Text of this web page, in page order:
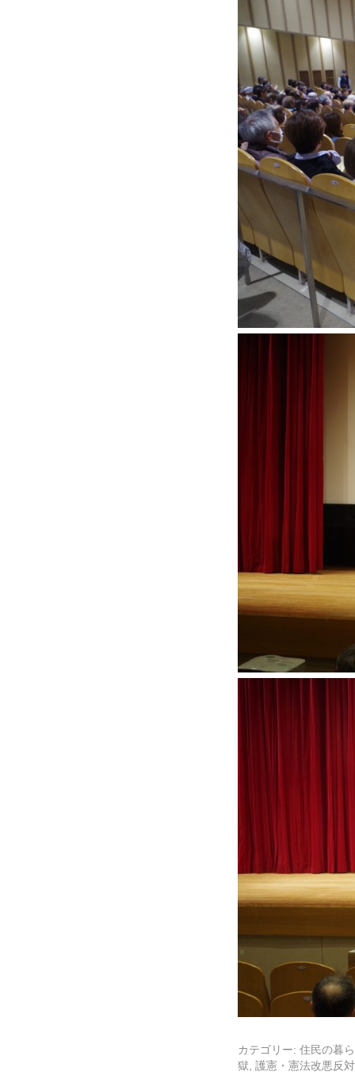
カテゴリー: 住民の暮
獄 護憲・憲法改悪反